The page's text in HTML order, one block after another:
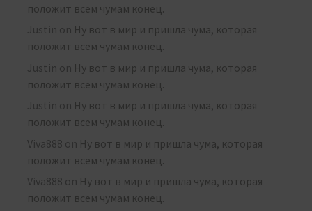
положит всем чумам конец.
Justin on Ну вот в мир и пришла чума, которая
положит всем чумам конец.
Justin on Ну вот в мир и пришла чума, которая
положит всем чумам конец.
Justin on Ну вот в мир и пришла чума, которая
положит всем чумам конец.
Viva888 on Ну вот в мир и пришла чума, которая
положит всем чумам конец.
Viva888 on Ну вот в мир и пришла чума, которая
положит всем чумам конец.